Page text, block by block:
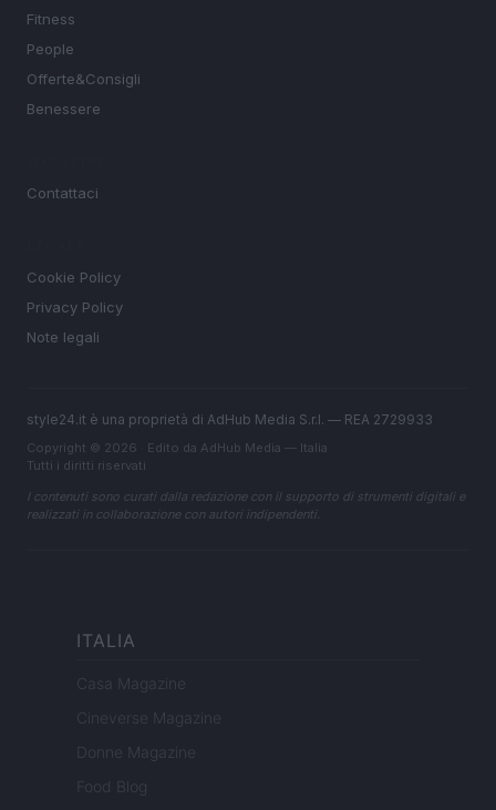
Fitness
People
Offerte&Consigli
Benessere
Contattaci
Cookie Policy
Privacy Policy
Note legali
style24.it è una proprietà di AdHub Media S.r.l. — REA 2729933
Copyright © 2026 · Edito da AdHub Media — Italia
Tutti i diritti riservati
I contenuti sono curati dalla redazione con il supporto di strumenti digitali e
realizzati in collaborazione con autori indipendenti.
ITALIA
Casa Magazine
Cineverse Magazine
Donne Magazine
Food Blog